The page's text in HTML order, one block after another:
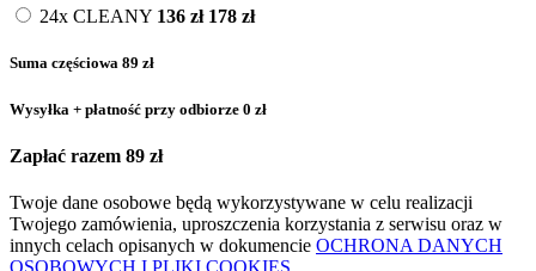
24x CLEANY 136 zł 178 zł
Suma częściowa 89 zł
Wysyłka + płatność przy odbiorze 0 zł
Zapłać razem 89 zł
Twoje dane osobowe będą wykorzystywane w celu realizacji
Twojego zamówienia, uproszczenia korzystania z serwisu oraz w
innych celach opisanych w dokumencie OCHRONA DANYCH
OSOBOWYCH I PLIKI COOKIES